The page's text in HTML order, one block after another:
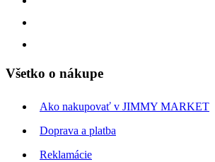
Všetko o nákupe
Ako nakupovať v JIMMY MARKET
Doprava a platba
Reklamácie